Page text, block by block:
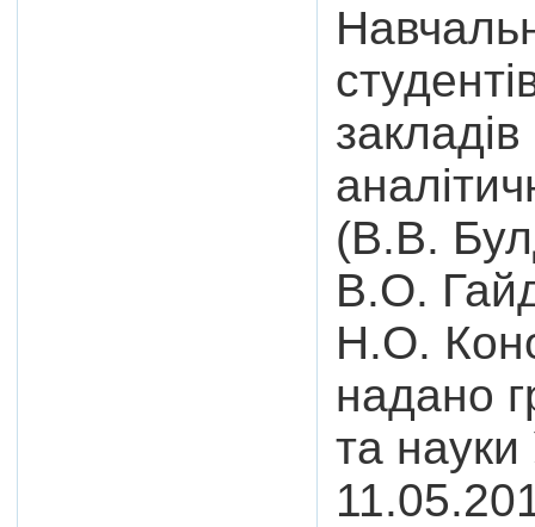
(В.В.
В.О.
Н.О.
надано
та науки